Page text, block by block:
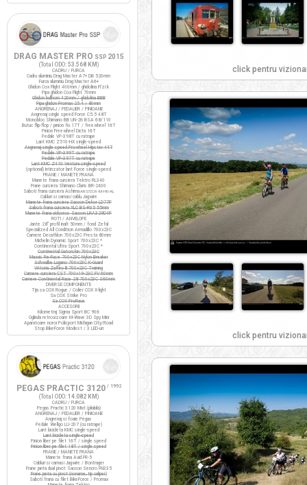
click pentru
click pentru
DRAG MASTER PRO SSP 2015
(Total ODO: 53.568 KM )
CADRU / FURCA
Cadru aluminiu Drag Master A7+ DB 520mm
Furca aluminiu Drag Master A6+
Ghidon Cox Flight 400mm / ghidolina Fi'zi:k
Pipa ghidon Cox Flight 70mm
Ghidon bullhorn 420mm / ghidolina BBB
Pipa ghidon Promax 25.4 / 80mm
ANGRENAJ / PEDALIER / PINIOANE
Angrenaj single speed Force C5.5 48T
Monobloc Shimano BB UN-26 BSA 68/110
Butuc flip-flop / pinion fix 17T / freewheel 16T
Pinion Freewheel Dicta 16T
Pedale VP-398T cu ratrape
Lant KMC Z510-HX single-speed
Angrenaj single speed Prowheel Hipster 44T
Pedale VP-399T cu ratrape
Pedale VP-397T cu ratrape
Lant KMC Z410 Ventura single-speed
(optional) Intinzator lant Force single-speed
FRANE / MANETE FRANA
Manete frana cursiera Tektro RL340
Frane cursiera Shimano Claris BR-2400
Saboti frana cursiera AshimaARS72CR-M-HU-AL
Cabluri si camasi cablu Jagwire
Manete frana cursiera Saccon Dekor LD77P
Saboti frana cursiera XLC BS-R05 55mm
Manete frana ciclocros Saccon LRA329D4P
ROTI / ANVELOPE
Jante 28" profil inalt 50mm / fond Zefal
Specialized All Condition Armadillo 700x23C
Camere Decathlon 700x23C Presta 80mm
Michelin Dynamic Sport 700x23C *
Continental Ultra Sport 700x23C *
Continental Gatorskin 700x23C
Maxxis Re-Fuse 700x23C Nylon Breaker
Schwalbe Lugano 700x23C K-Guard
Vittoria Zaffiro III 700x23C Training
Camere cursiera CST 700x19-23C FV 60mm
Camere Continental Race 28 700x23C S60mm
DIVERSE COMPONENTE
Tija sa COX Rogue / Colier COX X-light
Sa COX Strike Pro
Sa COX ProRace
ACCESORII
Kilometraj Sigma Sport BC 906
Oglinda retrovizoare M-Wave 3D Spy Mini
Aparatoare noroi Polisport Michigan City/Road
Stop BikeForce Modest / 3 LED-uri
PEGAS PRACTIC 3120/ 1992
(Total ODO: 14.082 KM )
CADRU / FURCA
Pegas Practic 3120 Mixt (pliabila)
ANGRENAJ / PEDALIER / PINIOANE
Angrenaj si foaie Pegas
Pedale Wellgo LU-207 (cu ratrape)
Lant bicicleta KMC single-speed
Lant bicicleta single-speed
Pinion liber pe filet 16T / single speed
Pinion liber pe filet 18T / single speed
FRANE / MANETE FRANA
Manete frana Avid FR-5
Cabluri si camasi Jagwire / Bontrager
Frane janta dual pivot Saccon Sencro FN335
Frane janta cu pivot (noname, tip caliper)
Saboti frana cu filet BikeForce / Promax